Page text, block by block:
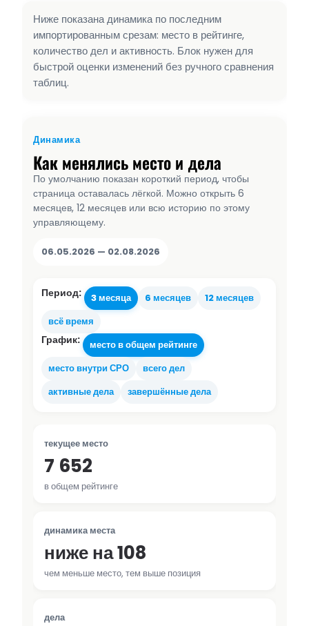
Ниже показана динамика по последним
импортированным срезам: место в рейтинге,
количество дел и активность. Блок нужен для
быстрой оценки изменений без ручного сравнения
таблиц.
Динамика
Как менялись место и дела
По умолчанию показан короткий период, чтобы
страница оставалась лёгкой. Можно открыть 6
месяцев, 12 месяцев или всю историю по этому
управляющему.
06.05.2026 — 02.08.2026
Период: 3 месяца 6 месяцев
12 месяцев
всё время
График:
место в общем рейтинге
место внутри СРО
всего дел
активные дела
завершённые дела
текущее место
7 652
в общем рейтинге
динамика места
ниже на 108
чем меньше место, тем выше позиция
дела